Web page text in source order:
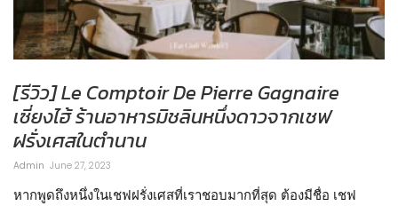
[รีวิว] Le Comptoir De Pierre Gagnaire
เซี่ยงไฮ้ ร้านอาหารมิชลินหนึ่งดาวจากเชฟ
ฝรั่งเศสในตำนาน
Admin June 27, 2023
หากพูดถึงหนึ่งในเชฟฝรั่งเศสที่เราชอบมากที่สุด ต้องมีชื่อ เชฟ